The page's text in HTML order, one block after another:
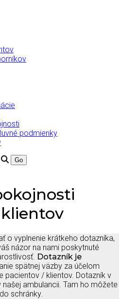
podmienky
o vyplnenie krátkeho dotazníka,
názor na nami poskytnuté
Dotazník je
spätnej väzby za účelom
pacientov / klientov. Dotazník v
ambulancii. Tam ho môžete
schránky.